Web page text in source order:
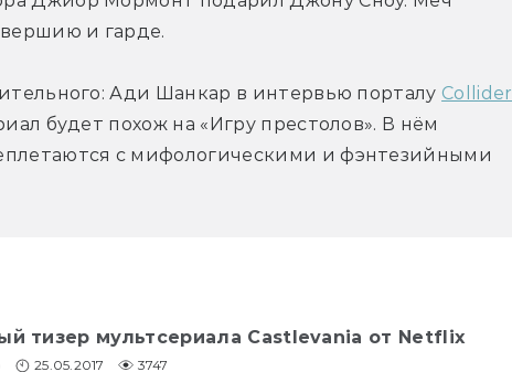
и гарде.
Ади Шанкар в интервью порталу Collider
будет похож на «Игру престолов». В нём
с мифологическими и фэнтезийными
тизер мультсериала Castlevania от Netflix
25.05.2017 3747